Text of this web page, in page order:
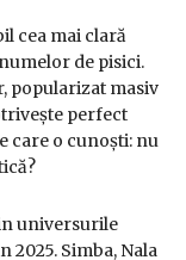
cea mai clară
de pisici.
popularizat masiv
perfect
care o cunoști: nu
universurile
2025. Simba, Nala